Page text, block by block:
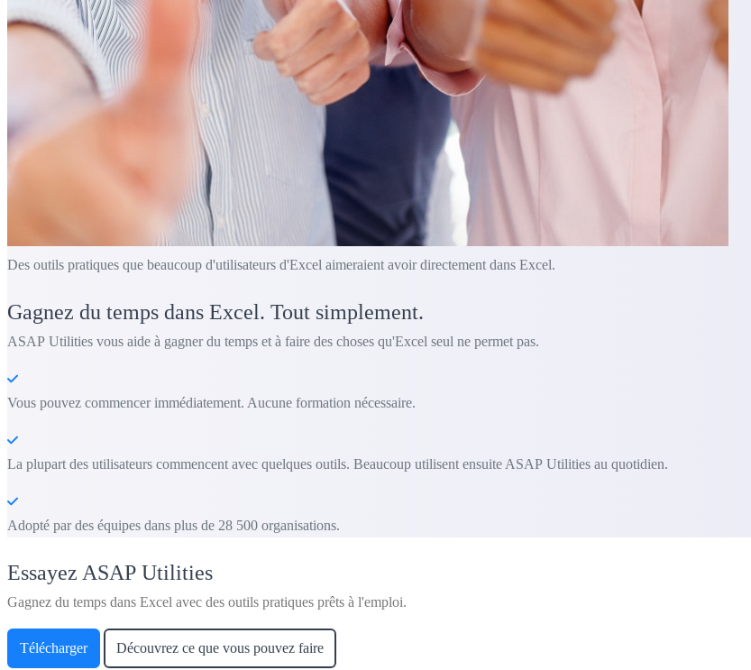
Des outils pratiques que beaucoup d'utilisateurs d'Excel aimeraient avoir directement dans Excel.
Gagnez du temps dans Excel. Tout simplement.
ASAP Utilities vous aide à gagner du temps et à faire des choses qu'Excel seul ne permet pas.
Vous pouvez commencer immédiatement. Aucune formation nécessaire.
La plupart des utilisateurs commencent avec quelques outils. Beaucoup utilisent ensuite ASAP Utilities au quotidien.
Adopté par des équipes dans plus de 28 500 organisations.
Essayez ASAP Utilities
Gagnez du temps dans Excel avec des outils pratiques prêts à l'emploi.
Télécharger Découvrez ce que vous pouvez faire